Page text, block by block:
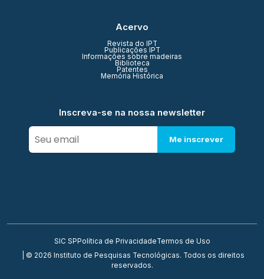
Acervo
Revista do IPT
Publicações IPT
Informações sobre madeiras
Biblioteca
Patentes
Memória Histórica
Inscreva-se na nossa newsletter
Me inscrever
SIC SP Política de PrivacidadeTermos de Uso
| © 2026 Instituto de Pesquisas Tecnológicas. Todos os direitos
reservados.